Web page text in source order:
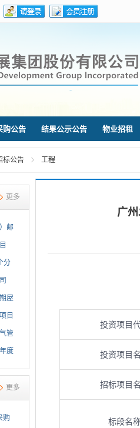
购公告 结果公示公告 物业招租
标公告 工程
广
投资项目
投资项目
招标项目
标段名
更多
邮
分
屋
目
管
度
更多
购